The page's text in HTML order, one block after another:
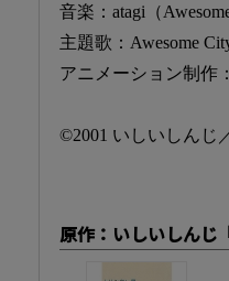
音楽：atagi（
主題歌：Awesome
アニメーション制
©2001 いしいしんじ
原作：いしいしんじ